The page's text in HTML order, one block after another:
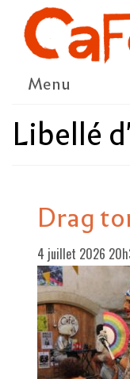
Menu
LE PROJET
NOUS
LE PROGRAMME
DÉTAIL DES
LA SAISON
AMI·ES
Libellé
Drag
4 juillet 2026